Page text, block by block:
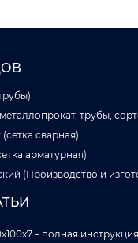
трубы,
сварная)
арматурная)
(Производство и
– полная